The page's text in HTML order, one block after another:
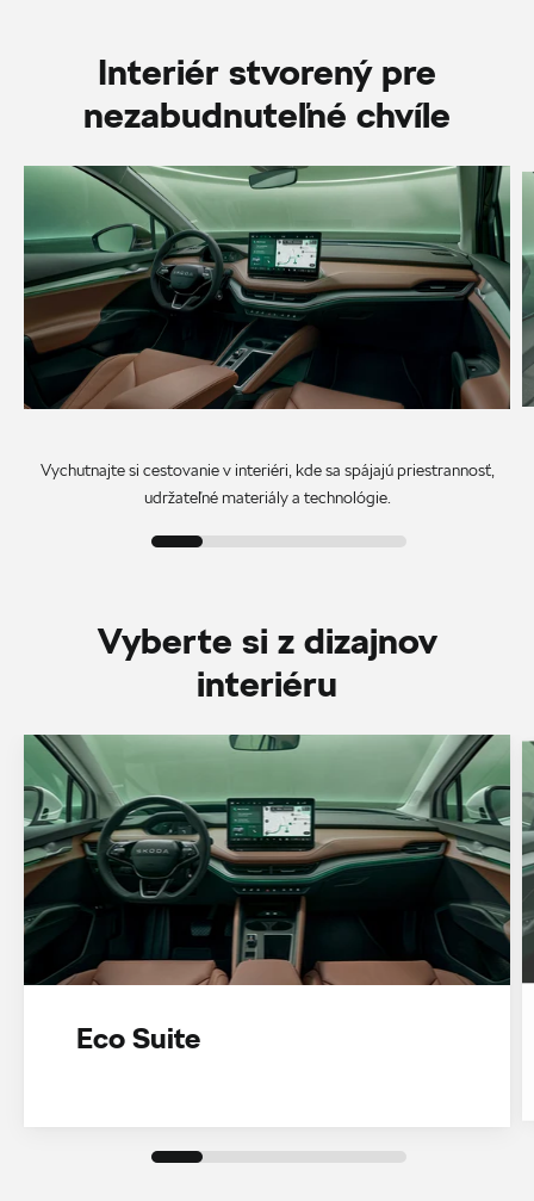
Interiér stvorený pre
nezabudnuteľné chvíle
Vychutnajte si cestovanie v interiéri, kde sa spájajú priestrannosť,
udržateľné materiály a technológie.
Vyberte si z dizajnov
interiéru
Eco Suite